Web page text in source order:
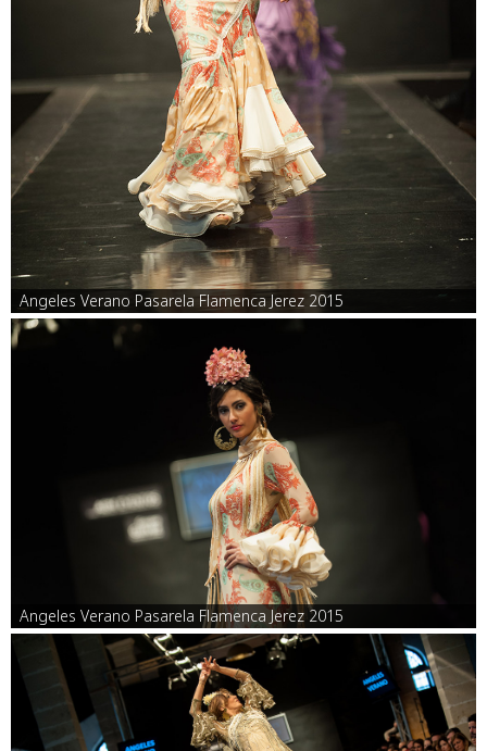
Angeles Verano Pasarela Flamenca Jerez 2015
Angeles Verano Pasarela Flamenca Jerez 2015